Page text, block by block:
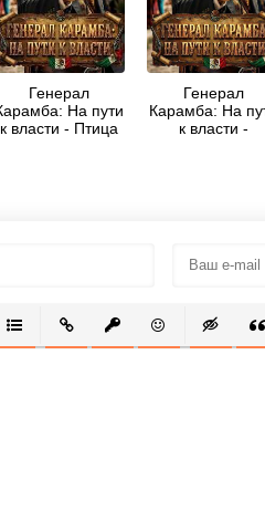
Генерал
На пути
к власти - Птица
Генерал
Карамба: На
к власти -
СПИСОКСПИСОК
ВСТАВИТЬ ССЫЛКУ
ВСТАВИТЬВСТАВИТЬ